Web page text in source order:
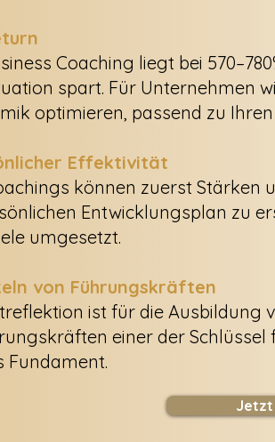
Coaching liegt bei
spart. Für Unternehmen
optimieren, passend zu
Effektivität
können zuerst
Entwicklungsplan zu
umgesetzt.
von Führungskräften
ist für die Ausbildung
einer der Schlüssel
Fundament.
Jetzt